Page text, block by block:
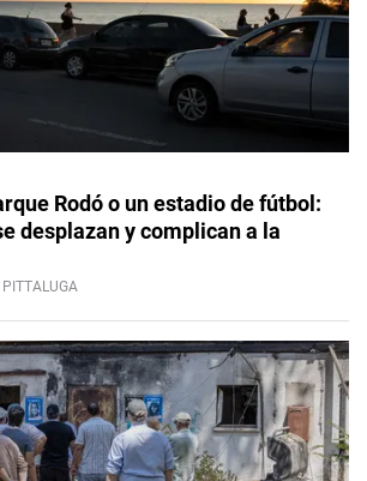
Rodó o un estadio de fútbol:
desplazan y complican a la